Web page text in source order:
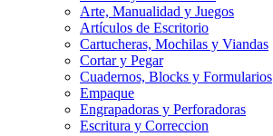
Arte, Manualidad y Juegos
Artículos de Escritorio
Cartucheras, Mochilas y Viandas
Cortar y Pegar
Cuadernos, Blocks y Formularios
Empaque
Engrapadoras y Perforadoras
Escritura y Correccion